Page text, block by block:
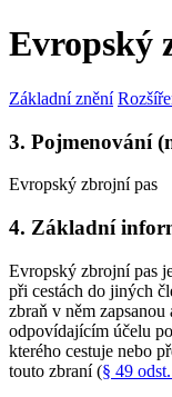
Evropský
Základní znění
3. Pojmenování
Evropský zbrojní pas
4. Základní
Evropský zbrojní pas
při cestách do jiných
zbraň v něm
odpovídajícím účelu
kterého cestuje nebo
touto zbraní (§ 49